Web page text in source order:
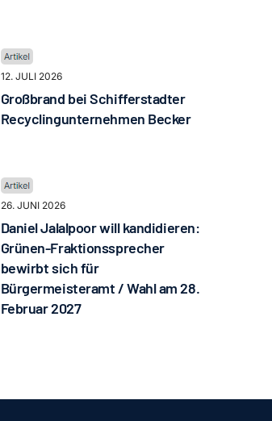
12. JULI 2026
Großbrand bei Schifferstadter
Recyclingunternehmen Becker
26. JUNI 2026
Daniel Jalalpoor will kandidieren:
Grünen-Fraktionssprecher
bewirbt sich für
Bürgermeisteramt / Wahl am 28.
Februar 2027